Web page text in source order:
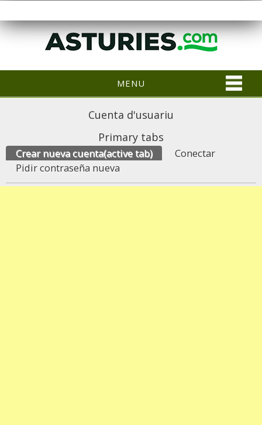
MENU
Cuenta d'usuariu
Primary tabs
Crear nueva cuenta(active tab)
Conectar
Pidir contraseña nueva